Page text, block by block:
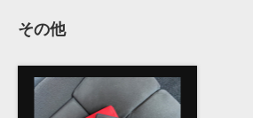
その他